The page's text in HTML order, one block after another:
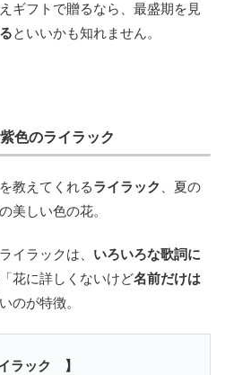
ギフトで贈るなら、最盛期を見
といいかも知れません。
色のライラック
教えてくれるライラック
、夏の
美しい色の花。
イラックは、 いろいろな歌詞に
花に詳しくないけど名前だけは
のが特徴。
ラック 】